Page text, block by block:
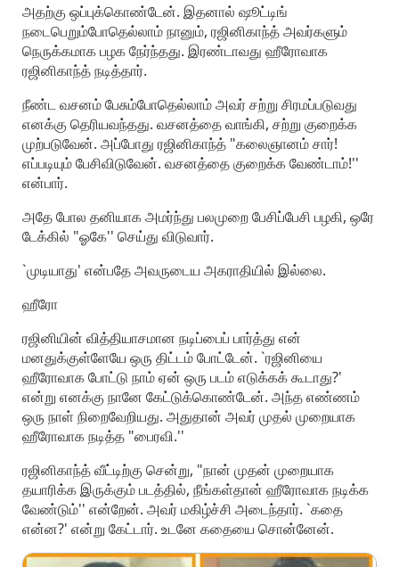
அதற்கு ஒப்புக்கொண்டேன். இதனால் ஷூட்டிங்
நடைபெறும்போதெல்லாம் நானும், ரஜினிகாந்த் அவர்களும்
நெருக்கமாக பழக நேர்ந்தது. இரண்டாவது ஹீரோவாக
ரஜினிகாந்த் நடித்தார்.
நீண்ட வசனம் பேசும்போதெல்லாம் அவர் சற்று சிரமப்படுவது
எனக்கு தெரியவந்தது. வசனத்தை வாங்கி, சற்று குறைக்க
முற்படுவேன். அப்போது ரஜினிகாந்த் "கலைஞானம் சார்!
எப்படியும் பேசிவிடுவேன். வசனத்தை குறைக்க வேண்டாம்!''
என்பார்.
அதே போல தனியாக அமர்ந்து பலமுறை பேசிப்பேசி பழகி, ஒரே
டேக்கில் "ஓகே'' செய்து விடுவார்.
`முடியாது' என்பதே அவருடைய அகராதியில் இல்லை.
ஹீரோ
ரஜினியின் வித்தியாசமான நடிப்பைப் பார்த்து என்
மனதுக்குள்ளேயே ஒரு திட்டம் போட்டேன். `ரஜினியை
ஹீரோவாக போட்டு நாம் ஏன் ஒரு படம் எடுக்கக் கூடாது?'
என்று எனக்கு நானே கேட்டுக்கொண்டேன். அந்த எண்ணம்
ஒரு நாள் நிறைவேறியது. அதுதான் அவர் முதல் முறையாக
ஹீரோவாக நடித்த "பைரவி.''
ரஜினிகாந்த் வீட்டிற்கு சென்று, "நான் முதன் முறையாக
தயாரிக்க இருக்கும் படத்தில், நீங்கள்தான் ஹீரோவாக நடிக்க
வேண்டும்'' என்றேன். அவர் மகிழ்ச்சி அடைந்தார். `கதை
என்ன?' என்று கேட்டார். உடனே கதையை சொன்னேன்.